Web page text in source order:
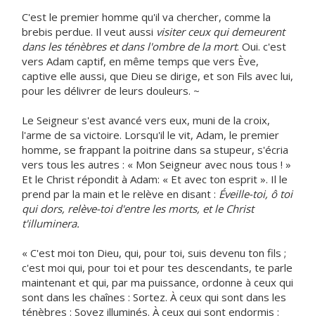
C'est le premier homme qu'il va chercher, comme la
brebis perdue. Il veut aussi visiter ceux qui demeurent
dans les ténèbres et dans l'ombre de la mort. Oui. c'est
vers Adam captif, en même temps que vers Ève,
captive elle aussi, que Dieu se dirige, et son Fils avec lui,
pour les délivrer de leurs douleurs. ~
Le Seigneur s'est avancé vers eux, muni de la croix,
l'arme de sa victoire. Lorsqu'il le vit, Adam, le premier
homme, se frappant la poitrine dans sa stupeur, s'écria
vers tous les autres : « Mon Seigneur avec nous tous ! »
Et le Christ répondit à Adam: « Et avec ton esprit ». Il le
prend par la main et le relève en disant : Éveille-toi, ô toi
qui dors, relève-toi d'entre les morts, et le Christ
t'illuminera.
« C'est moi ton Dieu, qui, pour toi, suis devenu ton fils ;
c'est moi qui, pour toi et pour tes descendants, te parle
maintenant et qui, par ma puissance, ordonne à ceux qui
sont dans les chaînes : Sortez. À ceux qui sont dans les
ténèbres : Soyez illuminés. À ceux qui sont endormis :